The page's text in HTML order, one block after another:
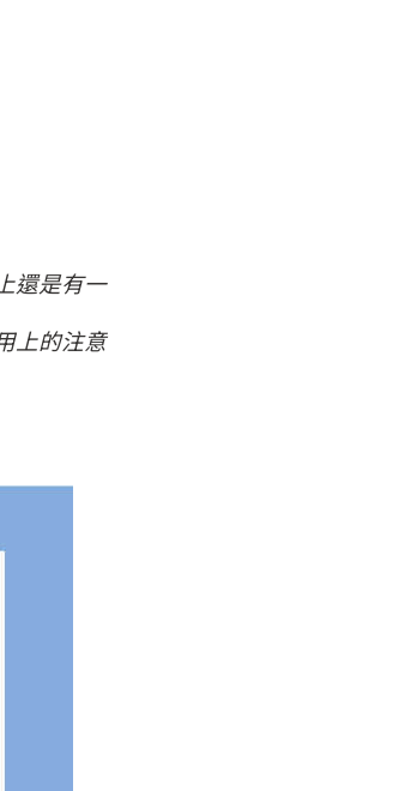
還是有一
上的注意